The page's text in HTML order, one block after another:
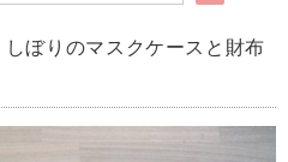
しぼりのマスクケースと財布